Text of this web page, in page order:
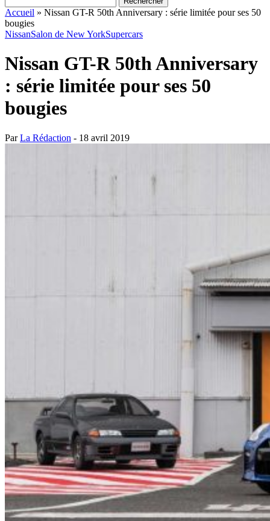
Accueil » Nissan GT-R 50th Anniversary : série limitée pour ses 50
bougies
NissanSalon de New YorkSupercars
Nissan GT-R 50th Anniversary
: série limitée pour ses 50
bougies
ParLa Rédaction - 18 avril 2019